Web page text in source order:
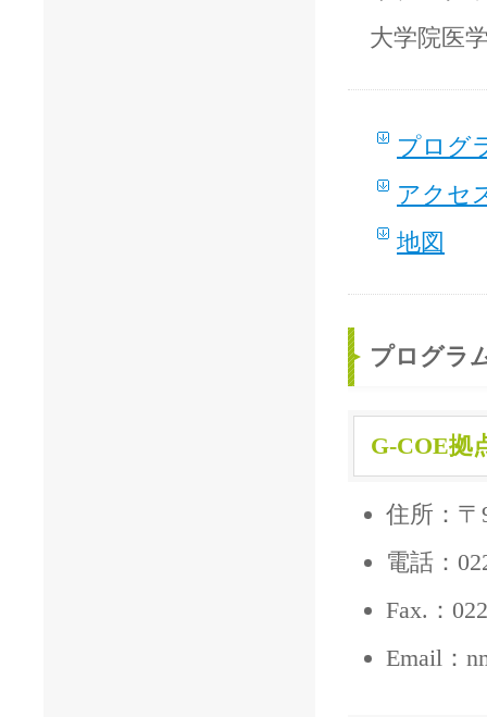
大学院医
プログ
アクセ
地図
プログラ
G-COE拠
住所：
電話：
Fax.：
Email：